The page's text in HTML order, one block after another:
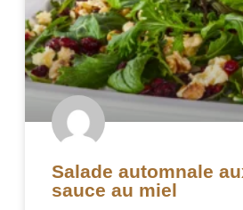
Salade automnale
sauce au miel